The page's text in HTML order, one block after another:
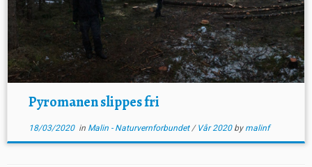
Pyromanen slippes fri
18/03/2020in Malin - Naturvernforbundet/ Vår 2020 by malinf